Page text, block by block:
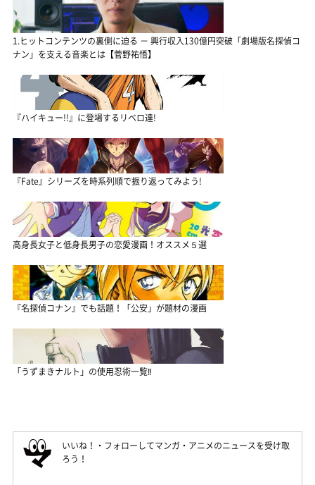
1.ヒットコンテンツの裏側に迫る － 興行収入130億円突破「劇場版名探偵コ
ナン」を支える音楽とは【菅野祐悟】
『ハイキュー!!』に登場するリベロ達!
『Fate』シリーズを時系列順で振り返ってみよう!
高身長女子と低身長男子の恋愛漫画！オススメ５選
『名探偵コナン』でも話題！「公安」が題材の漫画
「うずまきナルト」の使用忍術一覧‼
いいね！・フォローしてマンガ・アニメのニュースを受け取
ろう！